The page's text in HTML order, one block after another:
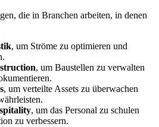
die in Branchen arbeiten, in denen
, um Ströme zu optimieren und
, um Baustellen zu verwalten
, um verteilte Assets zu überwachen
, um das Personal zu schulen
zu verbessern.